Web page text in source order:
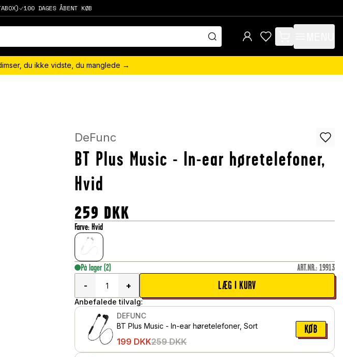
100 DAGES ÅBENT KØB
items in cart, view
du ikke vidste, du manglede →
DeFunc
BT Plus Music - In-ear høretelefoner,
Hvid
259 DKK
Farve:Hvid
På lager (2) ART.NR.: 19913
-
+ LÆG I KURV
Anbefalede tilvalg:
DEFUNC
BT Plus Music - In-ear høretelefoner, Sort
199 DKK259 DKK
KØB